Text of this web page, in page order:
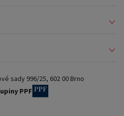
sady 996/25, 602 00 Brno
PPF